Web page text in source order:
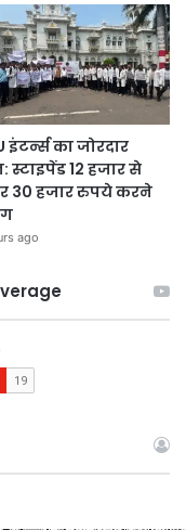
इंटर्न्स का जोरदार
स्टाइपेंड 12 हजार से
30 हजार रुपये करने
ago